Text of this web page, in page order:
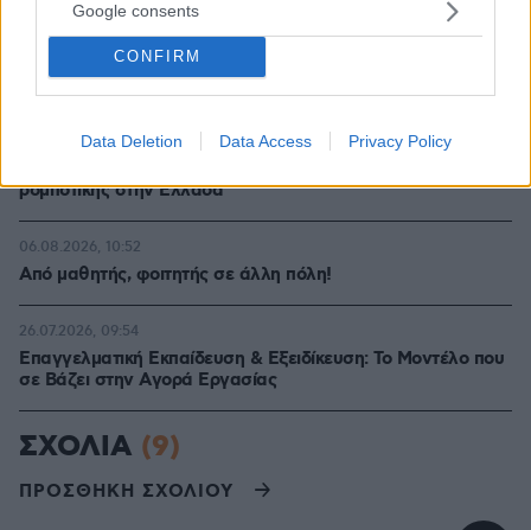
Google consents
CONFIRM
Data Deletion Data Access Privacy Policy
ρομποτικής στην Ελλάδα
04.08.2026, 11:20
Από μαθητής, φοιτητής σε άλλη πόλη!
06.08.2026, 10:52
Επαγγελματική Εκπαίδευση & Εξειδίκευση: Το Mοντέλο που
σε Bάζει στην Aγορά Eργασίας
26.07.2026, 09:54
ΣΧΟΛΙΑ (9)
ΠΡΟΣΘΗΚΗ ΣΧΟΛΙΟΥ